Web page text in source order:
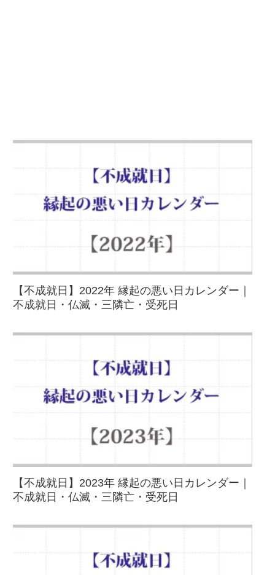
【不成就日】2022年 縁起の悪い日カレンダー｜
不成就日・仏滅・三隣亡・受死日
【不成就日】2023年 縁起の悪い日カレンダー｜
不成就日・仏滅・三隣亡・受死日